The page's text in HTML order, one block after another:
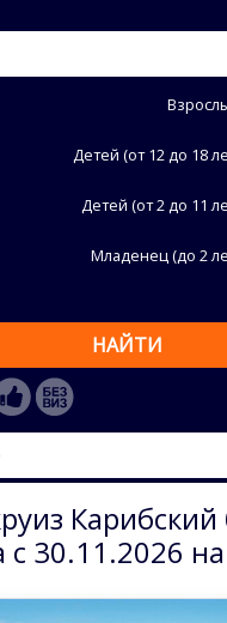
Детей (от 12 до 18
Детей (от 2 до 11
Младенец (до 2
НАЙТИ
Карибский
с 30.11.2026